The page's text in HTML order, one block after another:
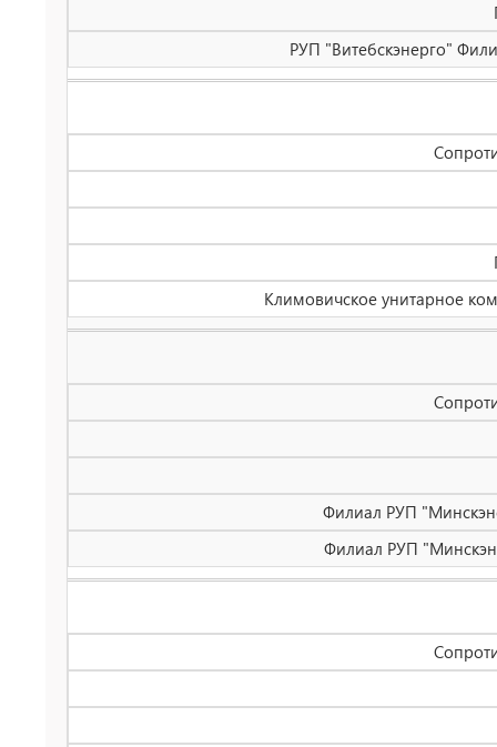
РУП "Витебскэнерго"
Климовичское унитарное
Филиал РУП
Филиал РУП